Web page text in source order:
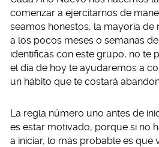
comenzar a ejercitarnos de
seamos honestos, la mayoría
a los pocos meses o semanas
identificas con este grupo, no te
el día de hoy te ayudaremos a
un hábito que te costará
La regla número uno antes de
es estar motivado, porque si no
a iniciar, lo más probable es que